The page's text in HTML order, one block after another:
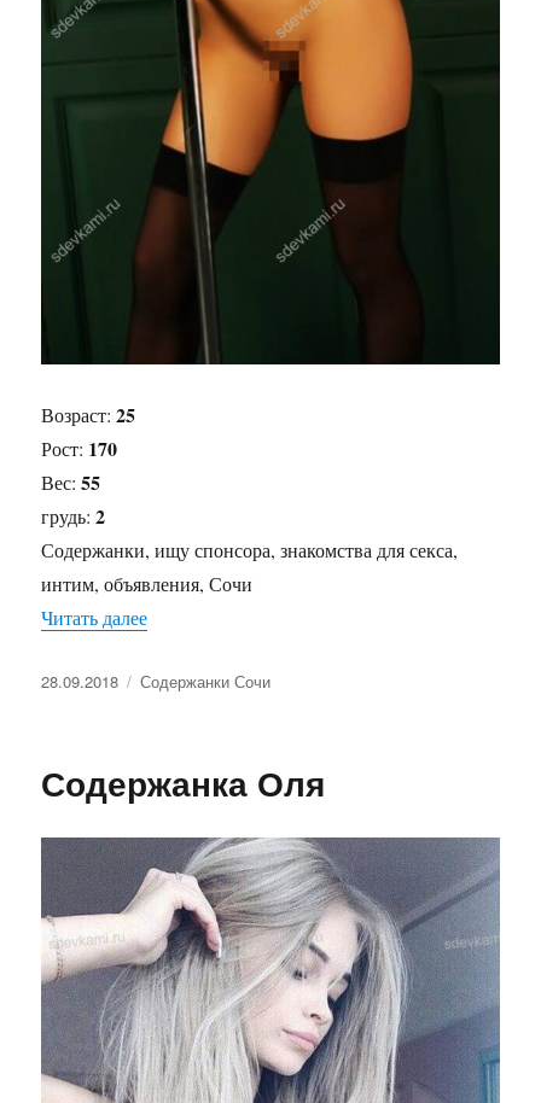
Возраст:25
Рост: 170
Вес:55
грудь:2
Содержанки, ищу спонсора, знакомства для секса,
интим, объявления, Сочи
Читать далее
Опубликовано
28.09.2018 Рубрики
Содержанки Сочи
Содержанка Оля